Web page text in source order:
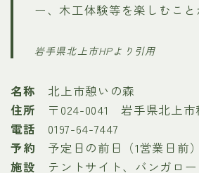
ー、木工体験等を楽しむこと
岩手県北上市HPより引用
名称 北上市憩いの森
住所 〒024-0041 岩手県北上市
電話 0197-64-7447
予約 予定日の前日（1営業日前
施設 テントサイト、バンガロ